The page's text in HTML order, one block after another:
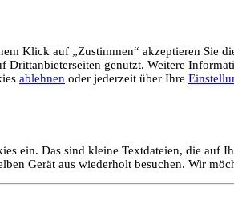
Klick auf „Zustimmen“ akzeptieren Sie
genutzt. Weitere
ablehnen oder jederzeit über Ihre
ein. Das sind kleine Textdateien, die
Gerät aus wiederholt besuchen. Wir